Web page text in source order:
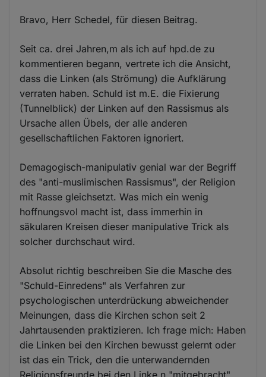
Bravo, Herr Schedel, für diesen Beitrag.
Seit ca. drei Jahren,m als ich auf hpd.de zu
kommentieren begann, vertrete ich die Ansicht,
dass die Linken (als Strömung) die Aufklärung
verraten haben. Schuld ist m.E. die Fixierung
(Tunnelblick) der Linken auf den Rassismus als
Ursache allen Übels, der alle anderen
gesellschaftlichen Faktoren ignoriert.
Demagogisch-manipulativ genial war der Begriff
des "anti-muslimischen Rassismus", der Religion
mit Rasse gleichsetzt. Was mich ein wenig
hoffnungsvol macht ist, dass immerhin in
säkularen Kreisen dieser manipulative Trick als
solcher durchschaut wird.
Absolut richtig beschreiben Sie die Masche des
"Schuld-Einredens" als Verfahren zur
psychologischen unterdrückung abweichender
Meinungen, dass die Kirchen schon seit 2
Jahrtausenden praktizieren. Ich frage mich: Haben
die Linken bei den Kirchen bewusst gelernt oder
ist das ein Trick, den die unterwandernden
Religionsfreunde bei den Linke n "mitgebracht"